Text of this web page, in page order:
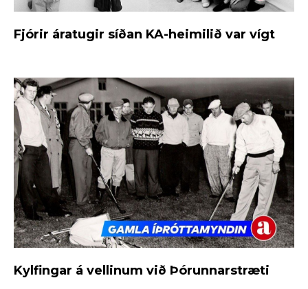
Fjórir áratugir síðan KA-heimilið var vígt
Kylfingar á vellinum við Þórunnarstræti